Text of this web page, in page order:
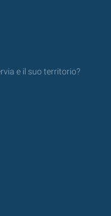
e il suo territorio?